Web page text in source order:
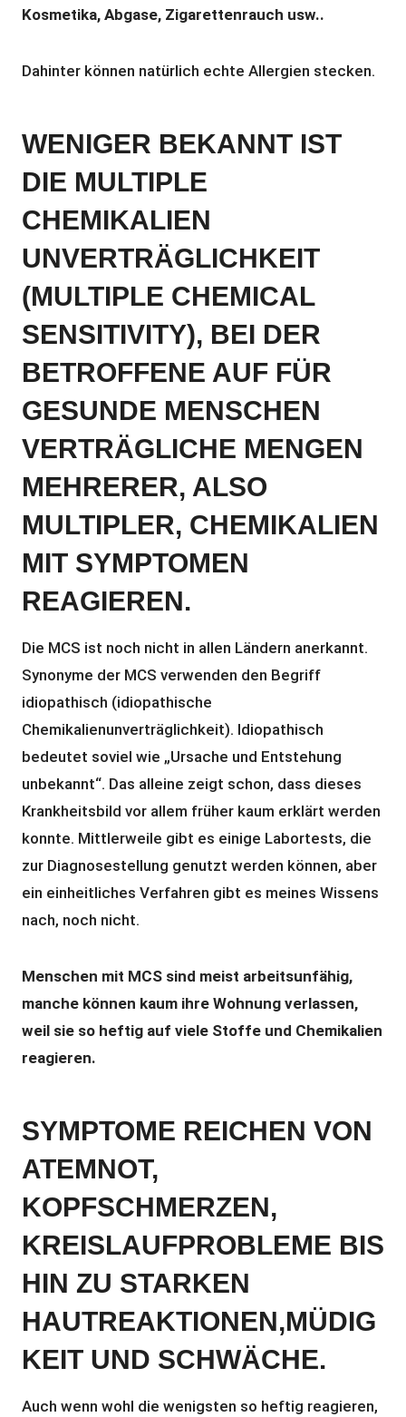
Kosmetika, Abgase, Zigarettenrauch usw..
Dahinter können natürlich echte Allergien stecken.
WENIGER BEKANNT IST
DIE MULTIPLE
CHEMIKALIEN
UNVERTRÄGLICHKEIT
(MULTIPLE CHEMICAL
SENSITIVITY), BEI DER
BETROFFENE AUF FÜR
GESUNDE MENSCHEN
VERTRÄGLICHE MENGEN
MEHRERER, ALSO
MULTIPLER, CHEMIKALIEN
MIT SYMPTOMEN
REAGIEREN.
Die MCS ist noch nicht in allen Ländern anerkannt.
Synonyme der MCS verwenden den Begriff
idiopathisch (idiopathische
Chemikalienunverträglichkeit). Idiopathisch
bedeutet soviel wie „Ursache und Entstehung
unbekannt“. Das alleine zeigt schon, dass dieses
Krankheitsbild vor allem früher kaum erklärt werden
konnte. Mittlerweile gibt es einige Labortests, die
zur Diagnosestellung genutzt werden können, aber
ein einheitliches Verfahren gibt es meines Wissens
nach, noch nicht.
Menschen mit MCS sind meist arbeitsunfähig,
manche können kaum ihre Wohnung verlassen,
weil sie so heftig auf viele Stoffe und Chemikalien
reagieren.
SYMPTOME REICHEN VON
ATEMNOT,
KOPFSCHMERZEN,
KREISLAUFPROBLEME BIS
HIN ZU STARKEN
HAUTREAKTIONEN,MÜDIG
KEIT UND SCHWÄCHE.
Auch wenn wohl die wenigsten so heftig reagieren,